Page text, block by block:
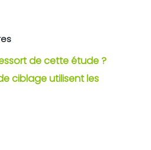
de cette étude ?
ciblage utilisent les